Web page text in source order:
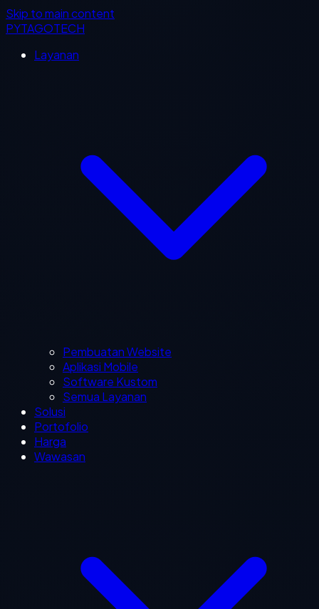
Skip to main content
PYTAGOTECH
Layanan
Pembuatan Website
Aplikasi Mobile
Software Kustom
Semua Layanan
Solusi
Portofolio
Harga
Wawasan